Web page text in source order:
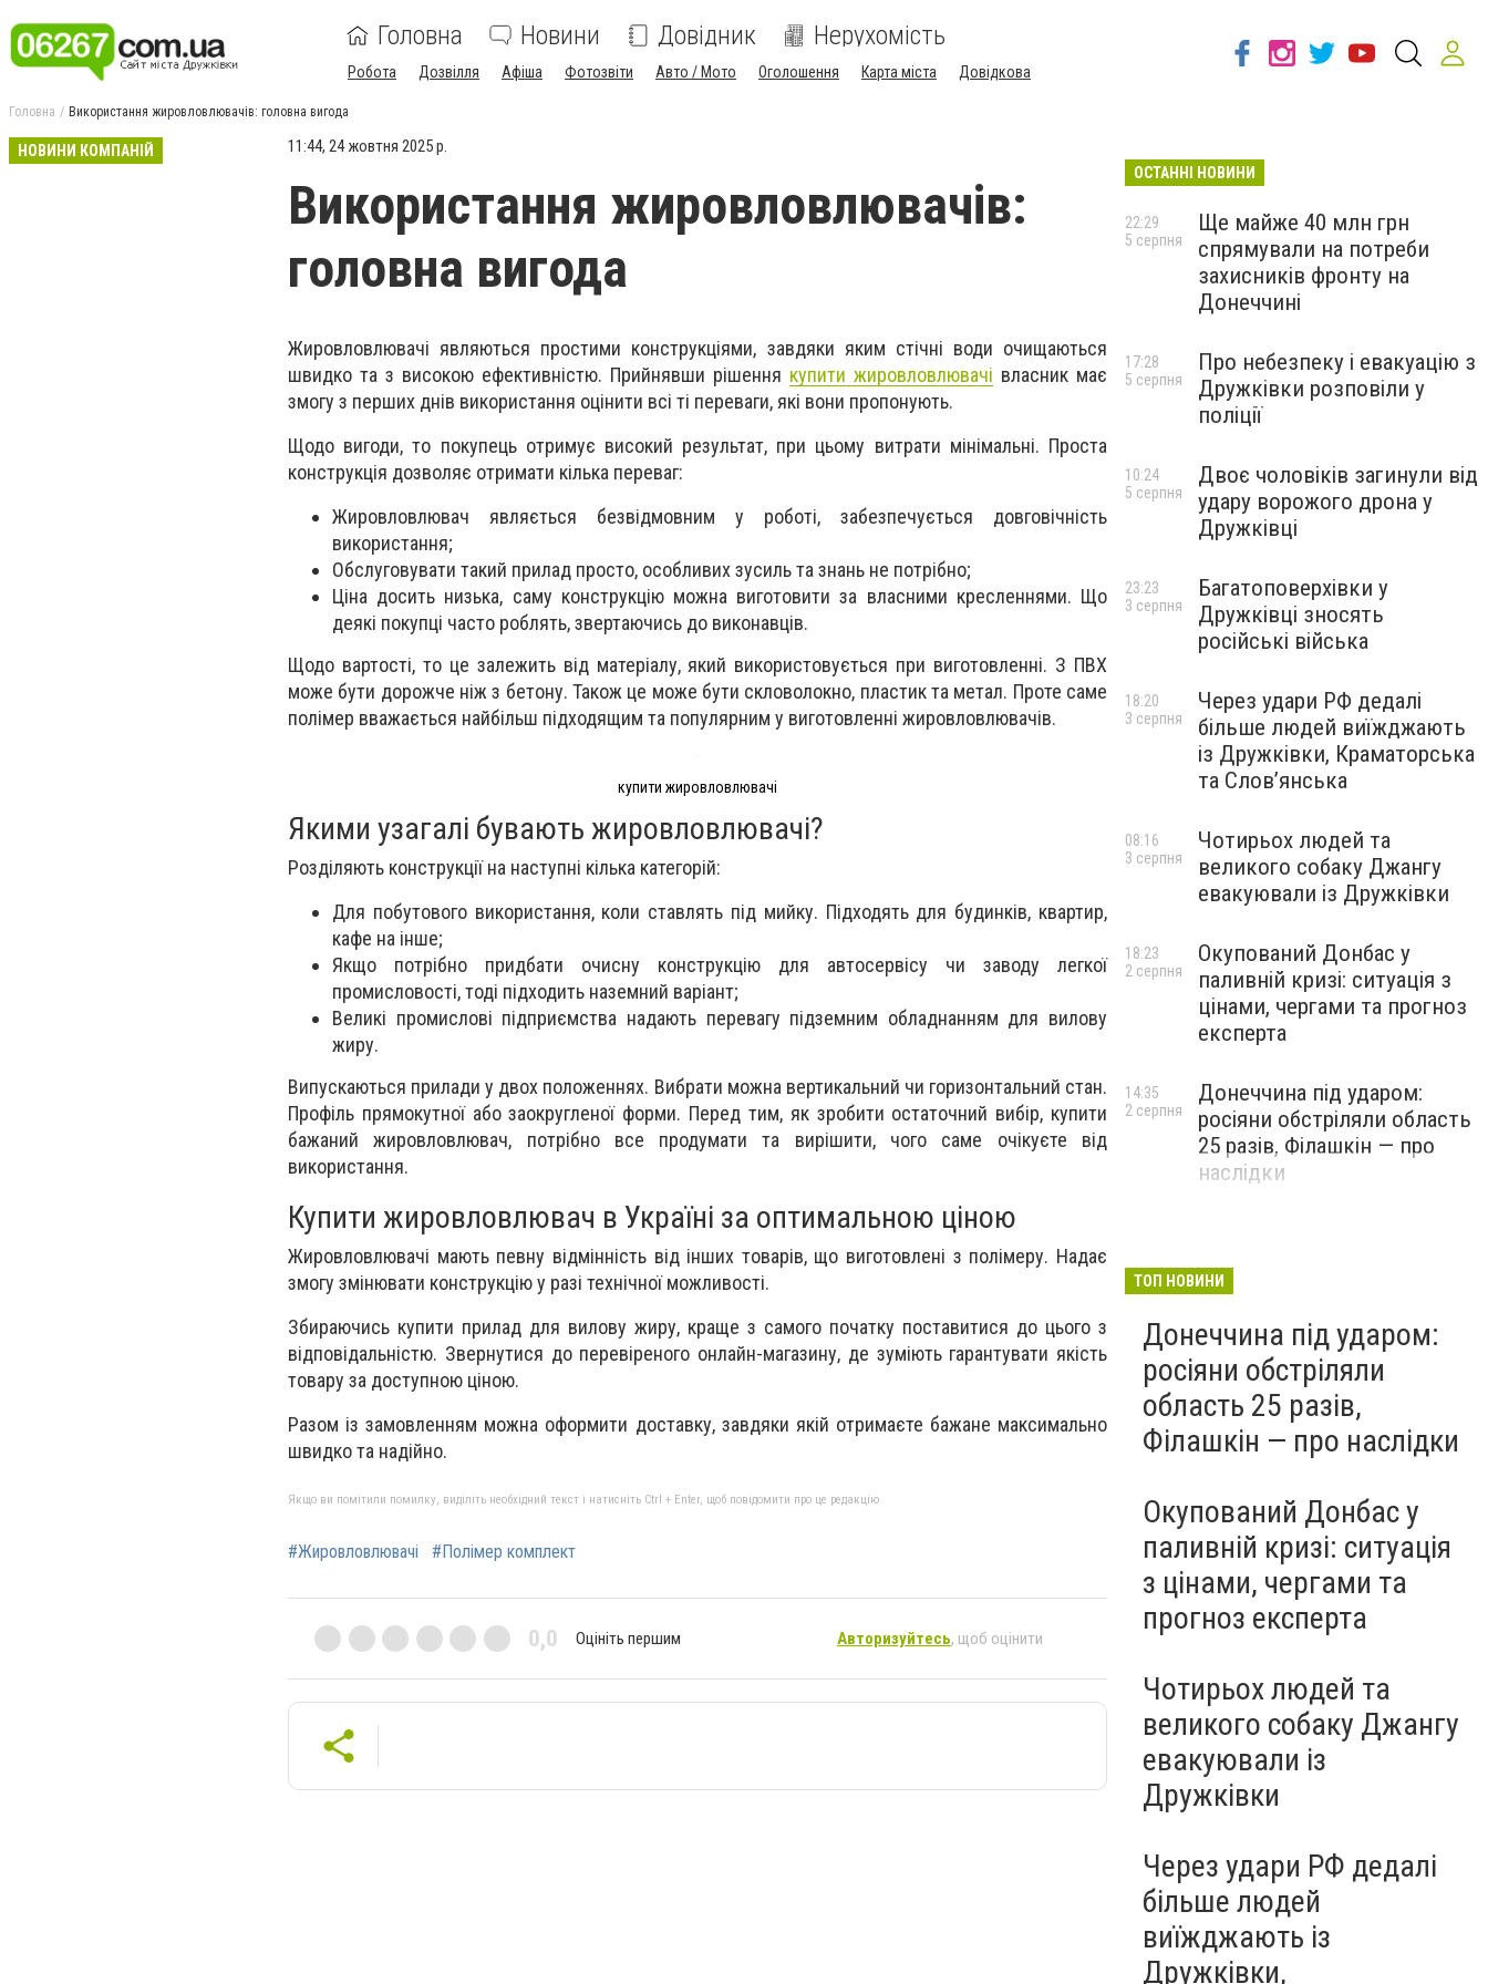
Головна Новини Довідник Нерухомість
Робота Дозвілля Афіша Фотозвіти Авто / Мото Оголошення Карта міста Довідкова
Головна Використання жировловлювачів: головна вигода
НОВИНИ КОМПАНІЙ 11:44, 24 жовтня 2025 р.
Використання жировловлювачів:
головна вигода
Жировловлювачі являються простими конструкціями, завдяки яким стічні води очищаються
швидко та з високою ефективністю. Прийнявши рішення купити жировловлювачі власник має
змогу з перших днів використання оцінити всі ті переваги, які вони пропонують.
Щодо вигоди, то покупець отримує високий результат, при цьому витрати мінімальні. Проста
конструкція дозволяє отримати кілька переваг:
Жировловлювач являється безвідмовним у роботі, забезпечується довговічність
використання;
Обслуговувати такий прилад просто, особливих зусиль та знань не потрібно;
Ціна досить низька, саму конструкцію можна виготовити за власними кресленнями. Що
деякі покупці часто роблять, звертаючись до виконавців.
Щодо вартості, то це залежить від матеріалу, який використовується при виготовленні. З ПВХ
може бути дорожче ніж з бетону. Також це може бути скловолокно, пластик та метал. Проте саме
полімер вважається найбільш підходящим та популярним у виготовленні жировловлювачів.
купити жировловлювачі
Якими узагалі бувають жировловлювачі?
Розділяють конструкції на наступні кілька категорій:
Для побутового використання, коли ставлять під мийку. Підходять для будинків, квартир,
кафе на інше;
Якщо потрібно придбати очисну конструкцію для автосервісу чи заводу легкої
промисловості, тоді підходить наземний варіант;
Великі промислові підприємства надають перевагу підземним обладнанням для вилову
жиру.
Випускаються прилади у двох положеннях. Вибрати можна вертикальний чи горизонтальний стан.
Профіль прямокутної або заокругленої форми. Перед тим, як зробити остаточний вибір, купити
бажаний жировловлювач, потрібно все продумати та вирішити, чого саме очікуєте від
використання.
Купити жировловлювач в Україні за оптимальною ціною
Жировловлювачі мають певну відмінність від інших товарів, що виготовлені з полімеру. Надає
змогу змінювати конструкцію у разі технічної можливості.
Збираючись купити прилад для вилову жиру, краще з самого початку поставитися до цього з
відповідальністю. Звернутися до перевіреного онлайн-магазину, де зуміють гарантувати якість
товару за доступною ціною.
Разом із замовленням можна оформити доставку, завдяки якій отримаєте бажане максимально
швидко та надійно.
Якщо ви помітили помилку, виділіть необхідний текст і натисніть Ctrl + Enter, щоб повідомити про це редакцію
#Жировловлювачі #Полімер комплект
0,0 Оцініть першим Авторизуйтесь, щоб оцінити
ОСТАННІ НОВИНИ
Ще майже 40 млн грн
спрямували на потреби
захисників фронту на
Донеччині
22:29
5 серпня
Про небезпеку і евакуацію з
Дружківки розповіли у
поліції
17:28
5 серпня
Двоє чоловіків загинули від
удару ворожого дрона у
Дружківці
10:24
5 серпня
Багатоповерхівки у
Дружківці зносять
російські війська
23:23
3 серпня
Через удари РФ дедалі
більше людей виїжджають
із Дружківки, Краматорська
та Слов’янська
18:20
3 серпня
Чотирьох людей та
великого собаку Джангу
евакуювали із Дружківки
08:16
3 серпня
Окупований Донбас у
паливній кризі: ситуація з
цінами, чергами та прогноз
експерта
18:23
2 серпня
Донеччина під ударом:
росіяни обстріляли область
25 разів, Філашкін — про
наслідки
14:35
2 серпня
ТОП НОВИНИ
Донеччина під ударом:
росіяни обстріляли
область 25 разів,
Філашкін — про наслідки
Окупований Донбас у
паливній кризі: ситуація
з цінами, чергами та
прогноз експерта
Чотирьох людей та
великого собаку Джангу
евакуювали із
Дружківки
Через удари РФ дедалі
більше людей
виїжджають із
Дружківки,